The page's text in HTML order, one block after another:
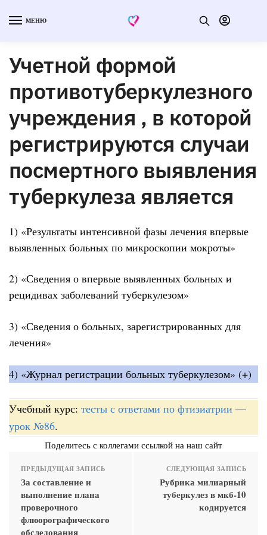
МЕНЮ
Учетной формой
противотуберкулезного
учреждения , в которой
регистрируются случаи
посмертного выявления
туберкулеза является
1) «Результаты интенсивной фазы лечения впервые
выявленных больных по микроскопии мокроты»
2) «Сведения о впервые выявленных больных и
рецидивах заболеваний туберкулезом»
3) «Сведения о больных, зарегистрированных для
лечения»
4) «Журнал регистрации больных туберкулезом» (+)
Учебный курс: тесты с ответами по фтизиатрии —
урок №86.
Поделитесь с коллегами ссылкой на наш сайт
ПРЕДЫДУЩАЯ ЗАПИСЬ
За составление и
выполнение плана
проверочного
флюорографического
обследования
СЛЕДУЮЩАЯ ЗАПИСЬ
Рубрика милиарный
туберкулез в мкб-10
кодируется